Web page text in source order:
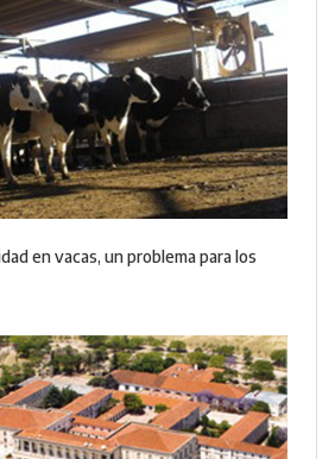
en vacas, un problema para los